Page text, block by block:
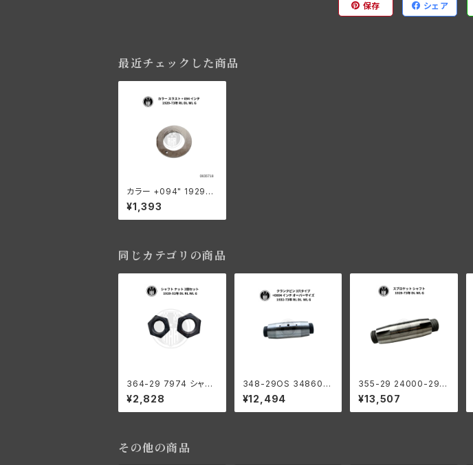
保存 シェア
最近チェックした商品
カラー +094" 1929-7
3年 RL DL WL G
¥1,393
同じカテゴリの商品
364-29 7974 シャフ
ト ナット 2個セット ハー
レーダビッドソン 1929
-52年 DL RL WL G フ
¥2,828
348-29OS 34860-2
9 OS クランクピン 3穴
タイプ +0004 インチ
オーバーサイズ ハーレ
¥12,494
355-29 24000-29
スプロケットシャフト ハ
ーレーダビッドソン 192
9-73年 DL WL G
¥13,507
その他の商品